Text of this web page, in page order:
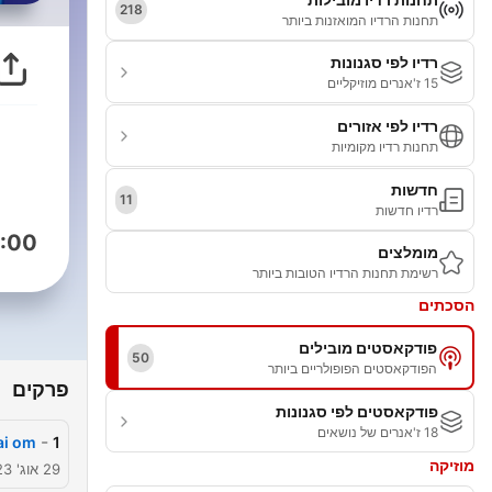
תחנות הרדיו המואזנות ביותר
218
רדיו לפי סגנונות
15 ז'אנרים מוזיקליים
רדיו לפי אזורים
תחנות רדיו מקומיות
חדשות
רדיו חדשות
11
מומלצים
רשימת תחנות הרדיו הטובות ביותר
הסכתים
פודקאסטים מובילים
הפודקאסטים הפופולריים ביותר
50
פודקאסטים לפי סגנונות
18 ז'אנרים של נושאים
מוזיקה
פרקים
1
-
om!
29 אוג' 2023